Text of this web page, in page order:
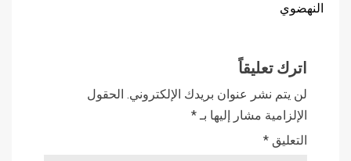
النهضوي
اترك تعليقاً
لن يتم نشر عنوان بريدك الإلكتروني. الحقول
الإلزامية مشار إليها بـ*
التعليق *